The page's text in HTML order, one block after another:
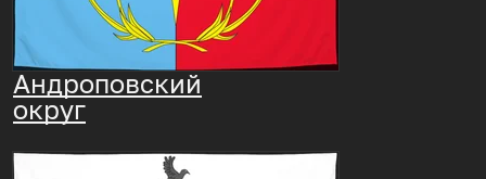
Андроповский
округ